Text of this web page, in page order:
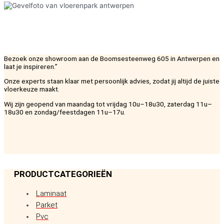
Bezoek onze showroom aan de Boomsesteenweg 605 in Antwerpen en
laat je inspireren.”
Onze experts staan klaar met persoonlijk advies, zodat jij altijd de juiste
vloerkeuze maakt.
Wij zijn geopend van maandag tot vrijdag 10u–18u30, zaterdag 11u–
18u30 en zondag/feestdagen 11u–17u.
PRODUCTCATEGORIEËN
Laminaat
Parket
Pvc